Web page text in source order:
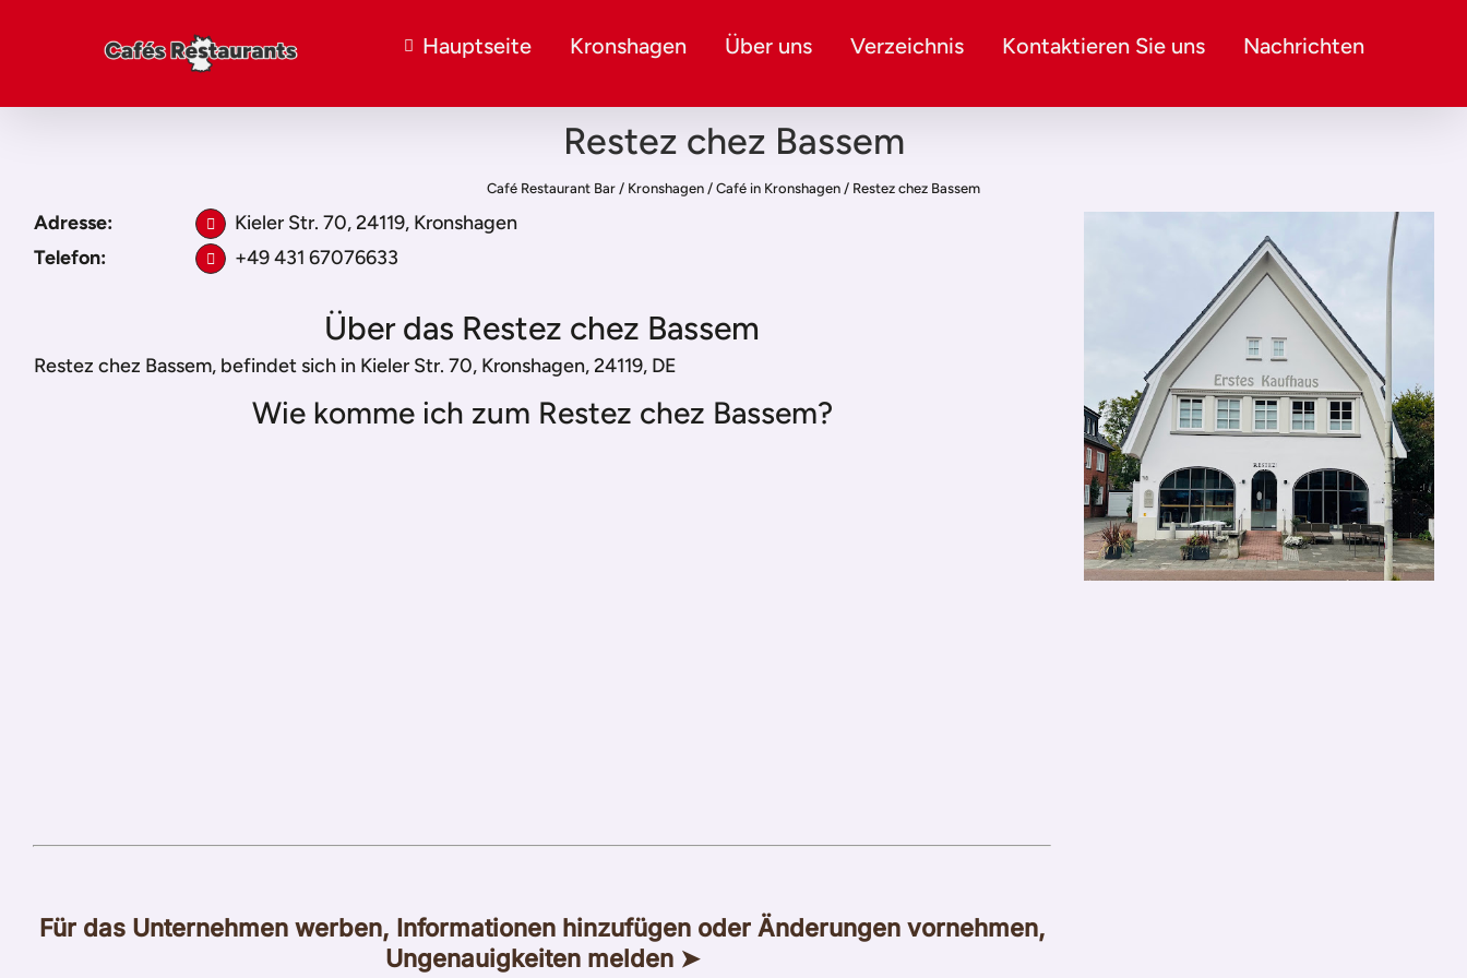
Hauptseite Kronshagen Über uns Verzeichnis Kontaktieren Sie uns Nachrichten
Restez chez Bassem
Café Restaurant Bar / Kronshagen / Café in Kronshagen / Restez chez Bassem
Adresse:
Kieler Str. 70, 24119, Kronshagen
Telefon:
+49 431 67076633
Über das Restez chez Bassem
Restez chez Bassem, befindet sich in Kieler Str. 70, Kronshagen, 24119, DE
Wie komme ich zum Restez chez Bassem?
Für das Unternehmen werben, Informationen hinzufügen oder Änderungen vornehmen,
Ungenauigkeiten melden ➤